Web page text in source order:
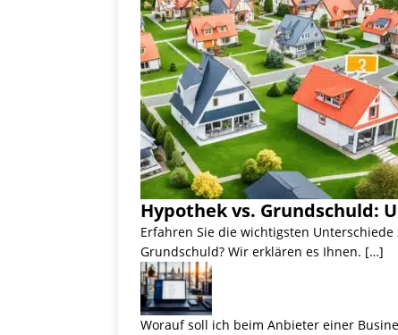
Hypothek vs. Grundschuld:
Erfahren Sie die wichtigsten
Grundschuld? Wir erklären es Ihnen. […]
Worauf soll ich beim Anbieter einer